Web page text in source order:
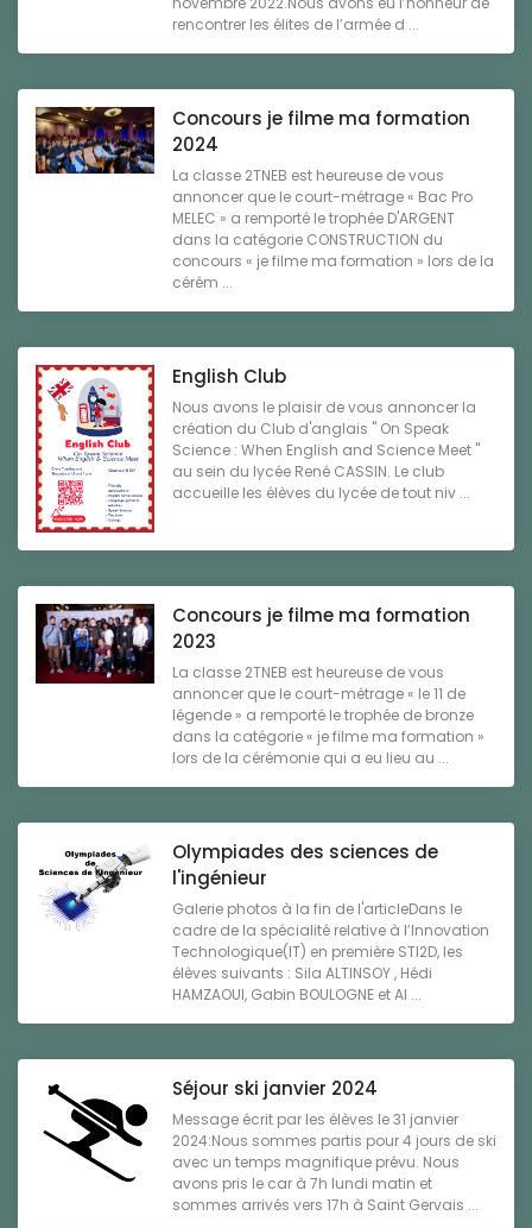
rencontrer les élites de l’armée d ...
Concours je filme ma formation
2024
La classe 2TNEB est heureuse de vous
annoncer que le court-métrage « Bac Pro
MELEC » a remporté le trophée D'ARGENT
dans la catégorie CONSTRUCTION du
concours « je filme ma formation » lors de la
cérém ...
English Club
Nous avons le plaisir de vous annoncer la
création du Club d'anglais " On Speak
Science : When English and Science Meet "
au sein du lycée René CASSIN. Le club
accueille les élèves du lycée de tout niv ...
Concours je filme ma formation
2023
La classe 2TNEB est heureuse de vous
annoncer que le court-métrage « le 11 de
légende » a remporté le trophée de bronze
dans la catégorie « je filme ma formation »
lors de la cérémonie qui a eu lieu au ...
Olympiades des sciences de
l'ingénieur
Galerie photos à la fin de l'articleDans le
cadre de la spécialité relative à l’Innovation
Technologique(IT) en première STI2D, les
élèves suivants : Sila ALTINSOY , Hédi
HAMZAOUI, Gabin BOULOGNE et Al ...
Séjour ski janvier 2024
Message écrit par les élèves le 31 janvier
2024:Nous sommes partis pour 4 jours de ski
avec un temps magnifique prévu. Nous
avons pris le car à 7h lundi matin et
sommes arrivés vers 17h à Saint Gervais ...